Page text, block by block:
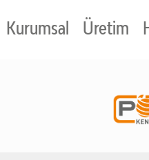
Kurumsal Üretim